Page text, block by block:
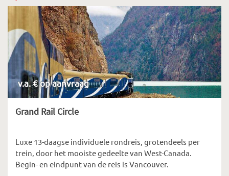
v.a. € op aanvraag
Grand Rail Circle
Luxe 13-daagse individuele rondreis, grotendeels per
trein, door het mooiste gedeelte van West-Canada.
Begin- en eindpunt van de reis is Vancouver.